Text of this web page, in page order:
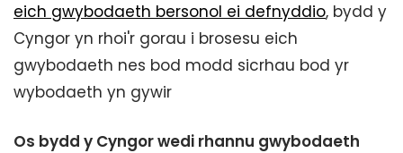
eich gwybodaeth bersonol ei defnyddio, bydd y
Cyngor yn rhoi'r gorau i brosesu eich
gwybodaeth nes bod modd sicrhau bod yr
wybodaeth yn gywir
Os bydd y Cyngor wedi rhannu gwybodaeth